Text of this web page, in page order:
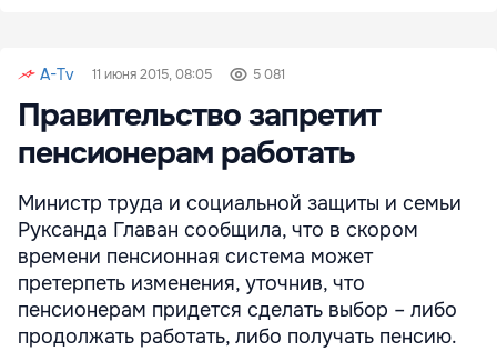
A-Tv 11 июня 2015, 08:05 5 081
Правительство запретит
пенсионерам работать
Министр труда и социальной защиты и семьи
Руксанда Главан сообщила, что в скором
времени пенсионная система может
претерпеть изменения, уточнив, что
пенсионерам придется сделать выбор – либо
продолжать работать, либо получать пенсию.